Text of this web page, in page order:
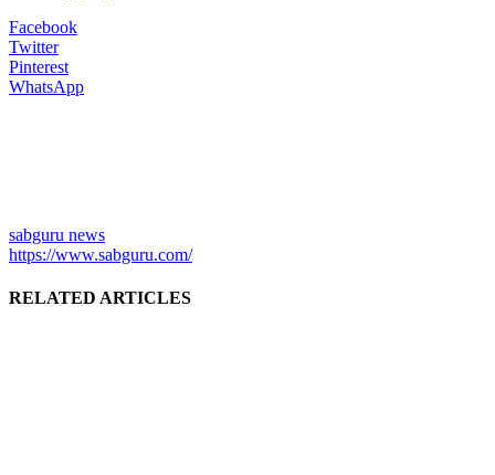
Facebook
Twitter
Pinterest
WhatsApp
sabguru news
https://www.sabguru.com/
RELATED ARTICLES